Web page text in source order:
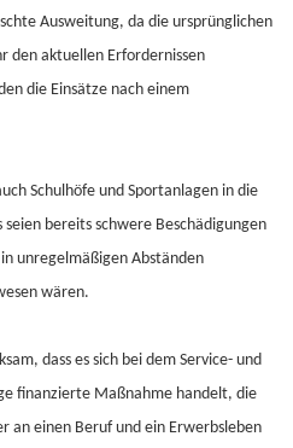
Ausweitung, da die ursprünglichen
den aktuellen Erfordernissen
die Einsätze nach einem
Schulhöfe und Sportanlagen in die
bereits schwere Beschädigungen
unregelmäßigen Abständen
wären.
dass es sich bei dem Service- und
finanzierte Maßnahme handelt, die
an einen Beruf und ein Erwerbsleben